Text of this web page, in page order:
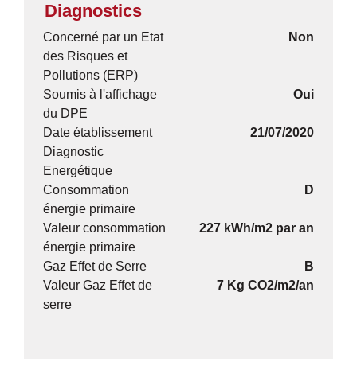
Diagnostics
Concerné par un Etat
des Risques et
Pollutions (ERP)
Non
Soumis à l'affichage
du DPE
Oui
Date établissement
Diagnostic
Energétique
21/07/2020
Consommation
énergie primaire
D
Valeur consommation
énergie primaire
227 kWh/m2 par an
Gaz Effet de Serre
B
Valeur Gaz Effet de
serre
7 Kg CO2/m2/an